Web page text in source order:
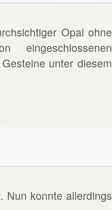
Opal ohne
eingeschlossenen
unter diesem
Nun konnte allerdings